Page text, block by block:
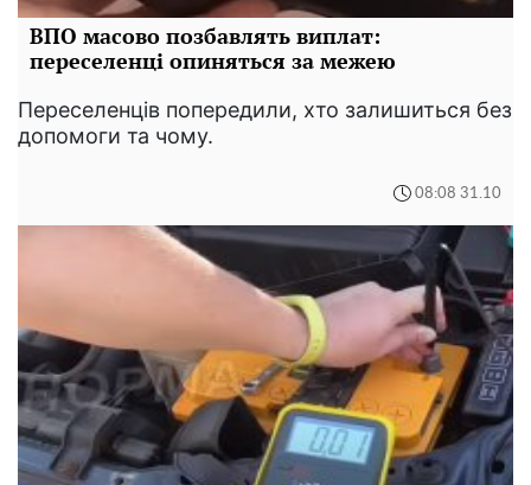
ВПО масово позбавлять виплат:
переселенці опиняться за межею
Переселенців попередили, хто залишиться без
допомоги та чому.
08:08 31.10